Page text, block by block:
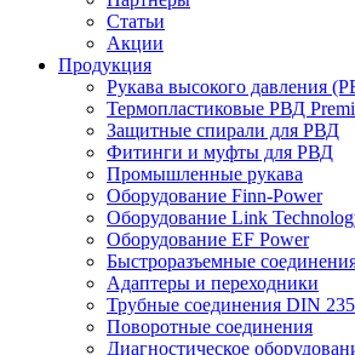
Статьи
Акции
Продукция
Рукава высокого давления
Термопластиковые РВД
Защитные спирали для РВД
Фитинги и муфты для РВД
Промышленные рукава
Оборудование Finn-Power
Оборудование Link
Оборудование EF Power
Быстроразъемные
Адаптеры и переходники
Трубные соединения DIN
Поворотные соединения
Диагностическое